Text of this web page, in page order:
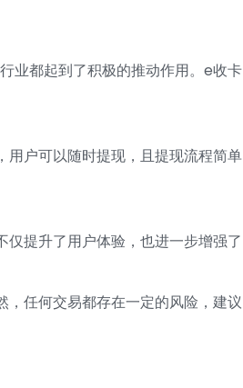
业都起到了积极的推动作用。e收卡
户可以随时提现，且提现流程简单
提升了用户体验，也进一步增强了
，任何交易都存在一定的风险，建议